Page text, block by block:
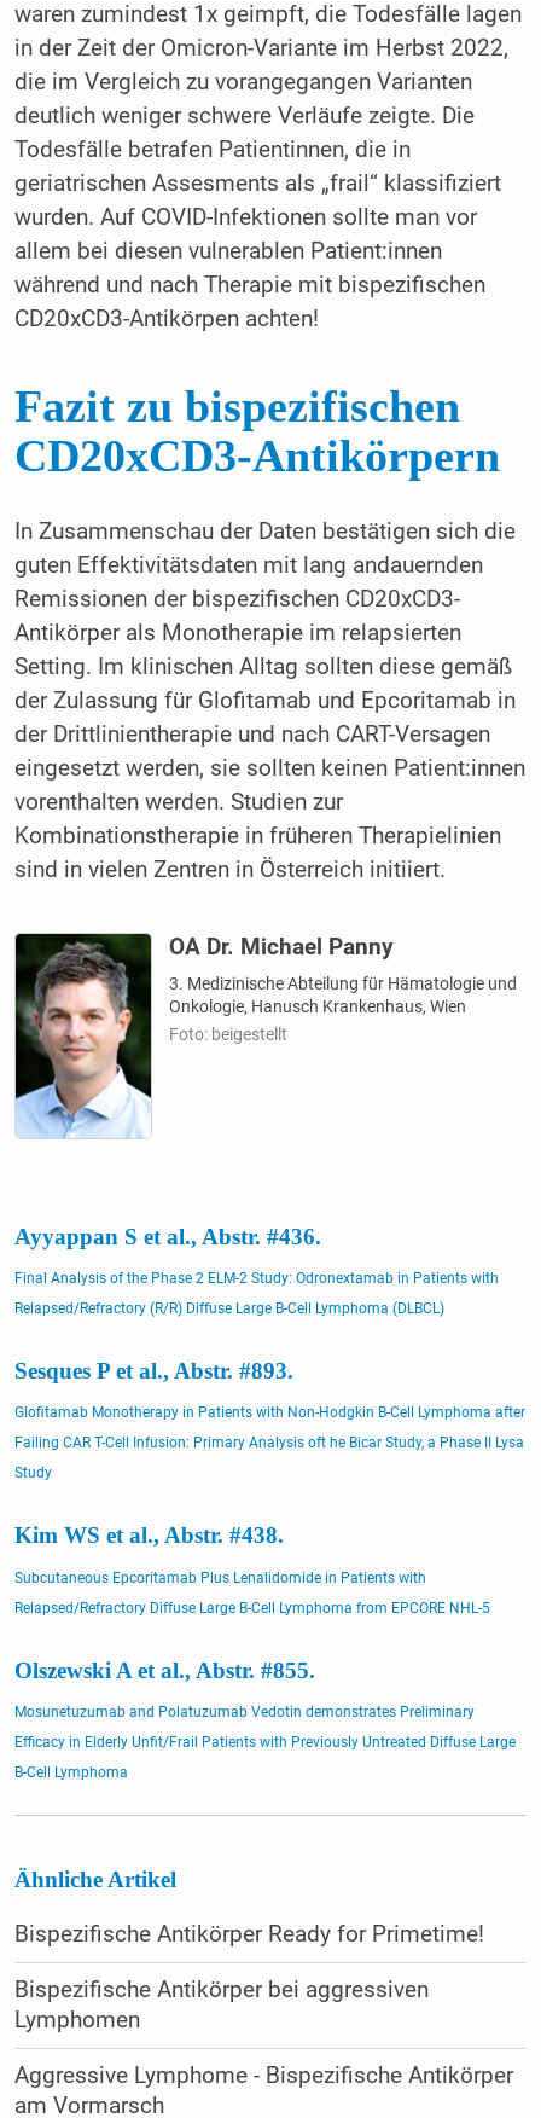
waren zumindest 1x geimpft, die Todesfälle lagen
in der Zeit der Omicron-Variante im Herbst 2022,
die im Vergleich zu vorangegangen Varianten
deutlich weniger schwere Verläufe zeigte. Die
Todesfälle betrafen Patientinnen, die in
geriatrischen Assesments als „frail“ klassifiziert
wurden. Auf COVID-Infektionen sollte man vor
allem bei diesen vulnerablen Patient:innen
während und nach Therapie mit bispezifischen
CD20xCD3-Antikörpen achten!
Fazit zu bispezifischen
CD20xCD3-Antikörpern
In Zusammenschau der Daten bestätigen sich die
guten Effektivitätsdaten mit lang andauernden
Remissionen der bispezifischen CD20xCD3-
Antikörper als Monotherapie im relapsierten
Setting. Im klinischen Alltag sollten diese gemäß
der Zulassung für Glofitamab und Epcoritamab in
der Drittlinientherapie und nach CART-Versagen
eingesetzt werden, sie sollten keinen Patient:innen
vorenthalten werden. Studien zur
Kombinationstherapie in früheren Therapielinien
sind in vielen Zentren in Österreich initiiert.
OA Dr. Michael Panny
3. Medizinische Abteilung für Hämatologie und
Onkologie, Hanusch Krankenhaus, Wien
Foto: beigestellt
Ayyappan S et al., Abstr. #436.
Final Analysis of the Phase 2 ELM-2 Study: Odronextamab in Patients with
Relapsed/Refractory (R/R) Diffuse Large B-Cell Lymphoma (DLBCL)
Sesques P et al., Abstr. #893.
Glofitamab Monotherapy in Patients with Non-Hodgkin B-Cell Lymphoma after
Failing CAR T-Cell Infusion: Primary Analysis oft he Bicar Study, a Phase II Lysa
Study
Kim WS et al., Abstr. #438.
Subcutaneous Epcoritamab Plus Lenalidomide in Patients with
Relapsed/Refractory Diffuse Large B-Cell Lymphoma from EPCORE NHL-5
Olszewski A et al., Abstr. #855.
Mosunetuzumab and Polatuzumab Vedotin demonstrates Preliminary
Efficacy in Elderly Unfit/Frail Patients with Previously Untreated Diffuse Large
B-Cell Lymphoma
Ähnliche Artikel
Bispezifische Antikörper Ready for Primetime!
Bispezifische Antikörper bei aggressiven
Lymphomen
Aggressive Lymphome - Bispezifische Antikörper
am Vormarsch